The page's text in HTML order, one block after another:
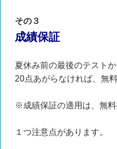
その３
成績保証
夏休み前の最後のテスト
20点あがらなければ、無
※成績保証の適用は、無
１つ注意点があります。